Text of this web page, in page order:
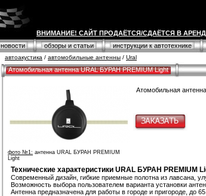
ВНИМАНИЕ! САЙТ ПРОДАЁТСЯ/СДАЁТСЯ В
новости обзоры и статьи инструкции к автотехнике
автоакустика / автомобильные антенны / Ural
Атомобильная антенна URAL БУРАН PREMIUM Light
фото №1: антенна URAL БУРАН PREMIUM
Light
Атомобильная
Технические характеристики URAL БУРАН PREMIUM
Современный дизайн, гибкие приемные полотна из лавсана,
Возможность выбора пользователем варианта установки
Антенна предназначена для работы в городе и пригороде, до